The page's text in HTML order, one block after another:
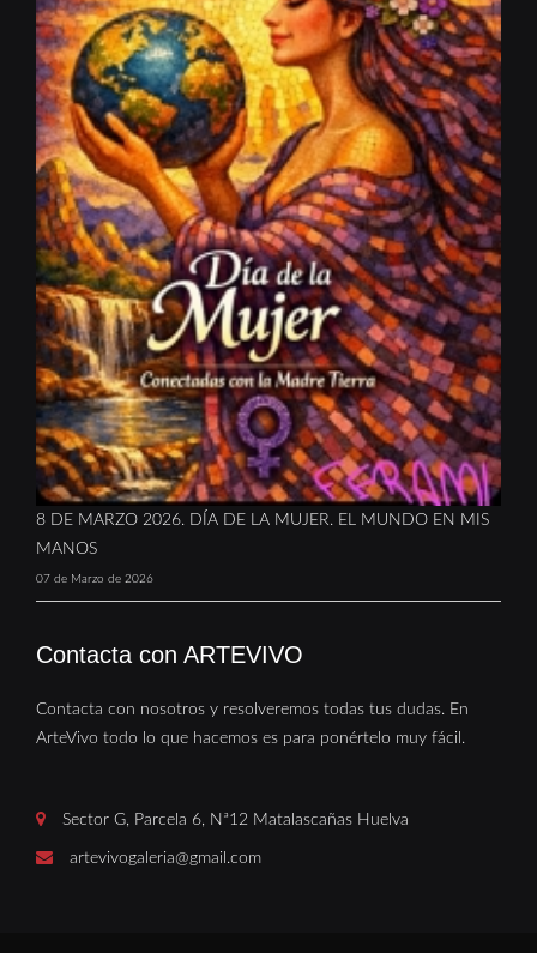
8 DE MARZO 2026. DÍA DE LA MUJER. EL MUNDO EN MIS
MANOS
07 de Marzo de 2026
Contacta con ARTEVIVO
Contacta con nosotros y resolveremos todas tus dudas. En
ArteVivo todo lo que hacemos es para ponértelo muy fácil.
Sector G, Parcela 6, Nª12 Matalascañas Huelva
artevivogaleria@gmail.com